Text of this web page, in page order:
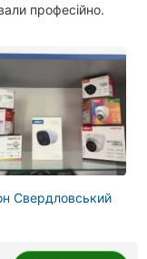
професійно.
Свердловський